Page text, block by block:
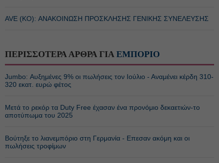
AVE (ΚΟ): ΑΝΑΚΟΙΝΩΣΗ ΠΡΟΣΚΛΗΣΗΣ ΓΕΝΙΚΗΣ ΣΥΝΕΛΕΥΣΗΣ
ΠΕΡΙΣΣΟΤΕΡΑ ΑΡΘΡΑ ΓΙΑ ΕΜΠΟΡΙΟ
Jumbo: Αυξημένες 9% οι πωλήσεις τον Ιούλιο - Αναμένει κέρδη 310-
320 εκατ. ευρώ φέτος
Μετά το ρεκόρ τα Duty Free έχασαν ένα προνόμιο δεκαετιών-το
αποτύπωμα του 2025
Βούτηξε το λιανεμπόριο στη Γερμανία - Επεσαν ακόμη και οι
πωλήσεις τροφίμων